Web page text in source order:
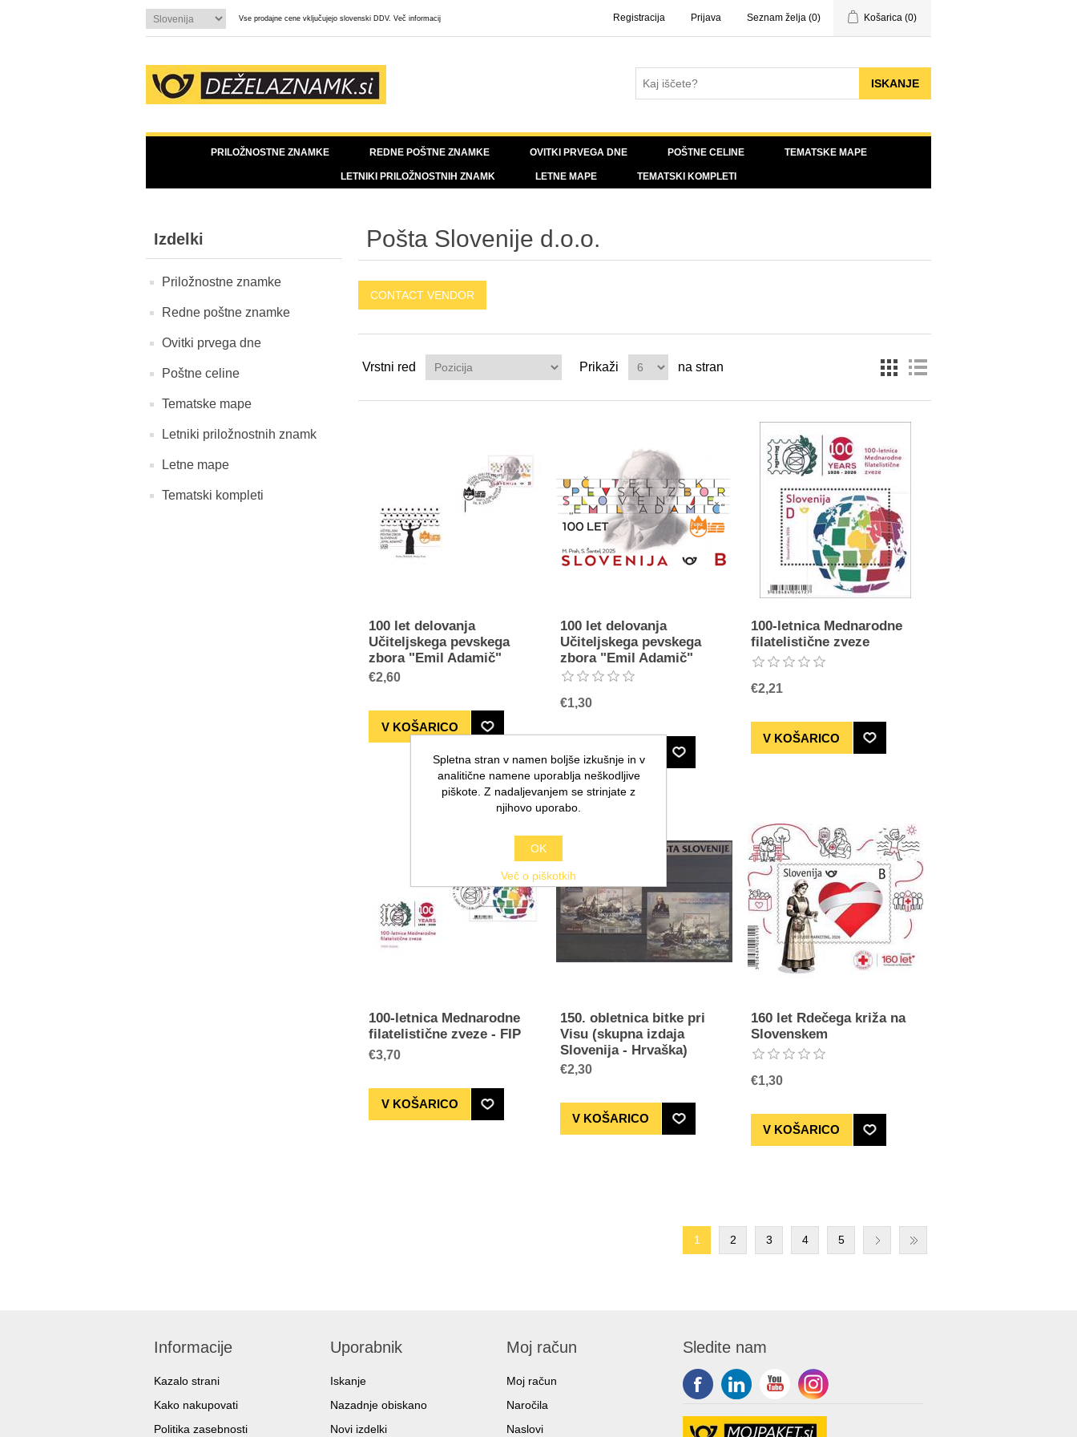
Vse prodajne cene vključujejo slovenski DDV. Več informacij Registracija Prijava Seznam želja (0) Košarica (0)
PRILOŽNOSTNE ZNAMKE REDNE POŠTNE ZNAMKE OVITKI PRVEGA DNE POŠTNE CELINE TEMATSKE MAPE
LETNIKI PRILOŽNOSTNIH ZNAMK LETNE MAPE TEMATSKI KOMPLETI
Izdelki
Priložnostne znamke
Redne poštne znamke
Ovitki prvega dne
Poštne celine
Tematske mape
Letniki priložnostnih znamk
Letne mape
Tematski kompleti
Pošta Slovenije d.o.o.
Vrstni red Prikaži na stran
100 let delovanja
Učiteljskega pevskega
zbora "Emil Adamič"
€2,60
100 let delovanja
Učiteljskega pevskega
zbora "Emil Adamič"
€1,30
100-letnica Mednarodne
filatelistične zveze
€2,21
100-letnica Mednarodne
filatelistične zveze - FIP
€3,70
150. obletnica bitke pri
Visu (skupna izdaja
Slovenija - Hrvaška)
€2,30
160 let Rdečega križa na
Slovenskem
€1,30
1 2 3 4 5
Informacije
Kazalo strani
Kako nakupovati
Politika zasebnosti
Uporabnik
Iskanje
Nazadnje obiskano
Novi izdelki
Moj račun
Moj račun
Naročila
Naslovi
Sledite nam
Spletna stran v namen boljše izkušnje in v
analitične namene uporablja neškodljive
piškote. Z nadaljevanjem se strinjate z
njihovo uporabo.
OK
Več o piškotkih